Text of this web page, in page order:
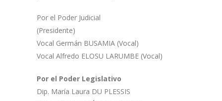
Por el Poder Judicial
(Presidente)
Vocal Germán BUSAMIA (Vocal)
Vocal Alfredo ELOSU LARUMBE (Vocal)
Por el Poder Legislativo
Dip. María Laura DU PLESSIS